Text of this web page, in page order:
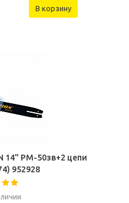
В корзину
14" РМ-50зв+2 цепи
952928